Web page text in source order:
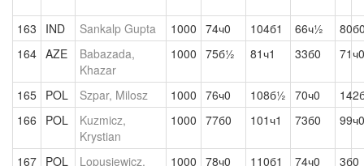
163 IND Sankalp Gupta 1000 74ч0 104б1 66ч½
164 AZE
Babazada,
Khazar
1000 75б½ 81ч1 33б0 71ч0
165 POL Szpar, Milosz 1000 76ч0 108б½ 70ч0
166
POL
Kuzmicz,
Krystian
1000 77б0 101ч1 73б0 99ч0
167 POL
Lopusiewicz,
1000 78ч0 110б1 74ч0 3б0